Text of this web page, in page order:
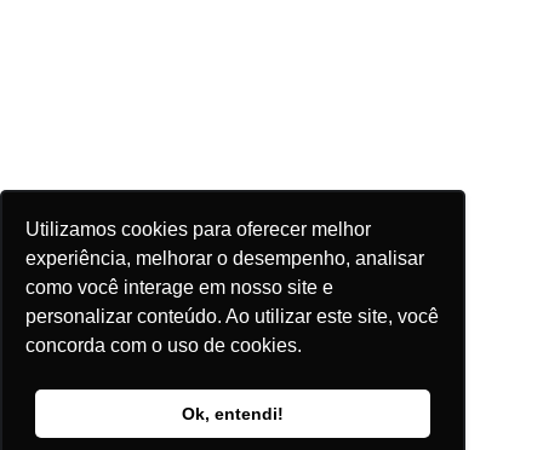
Utilizamos cookies para oferecer melhor
experiência, melhorar o desempenho, analisar
como você interage em nosso site e
personalizar conteúdo. Ao utilizar este site, você
concorda com o uso de cookies.
Ok, entendi!